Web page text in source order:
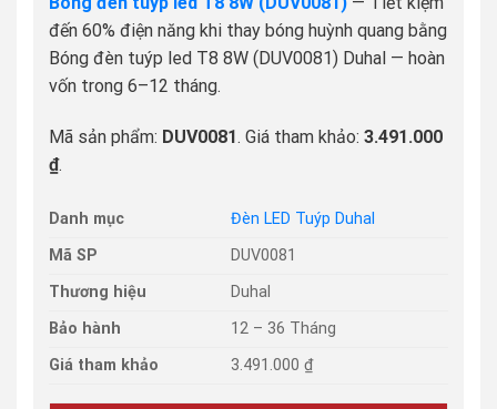
đến 60% điện năng khi thay bóng huỳnh quang bằng
Bóng đèn tuýp led T8 8W (DUV0081) Duhal — hoàn
vốn trong 6–12 tháng.
Mã sản phẩm: DUV0081. Giá tham khảo: 3.491.000
₫.
Danh mục
Đèn LED Tuýp Duhal
Mã SP
DUV0081
Thương hiệu
Duhal
Bảo hành
12 – 36 Tháng
Giá tham khảo
3.491.000 ₫